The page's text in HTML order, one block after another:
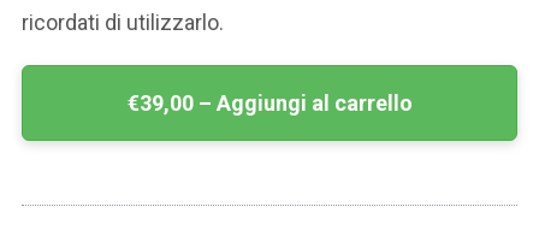
ricordati di utilizzarlo.
€39,00 – Aggiungi al carrello